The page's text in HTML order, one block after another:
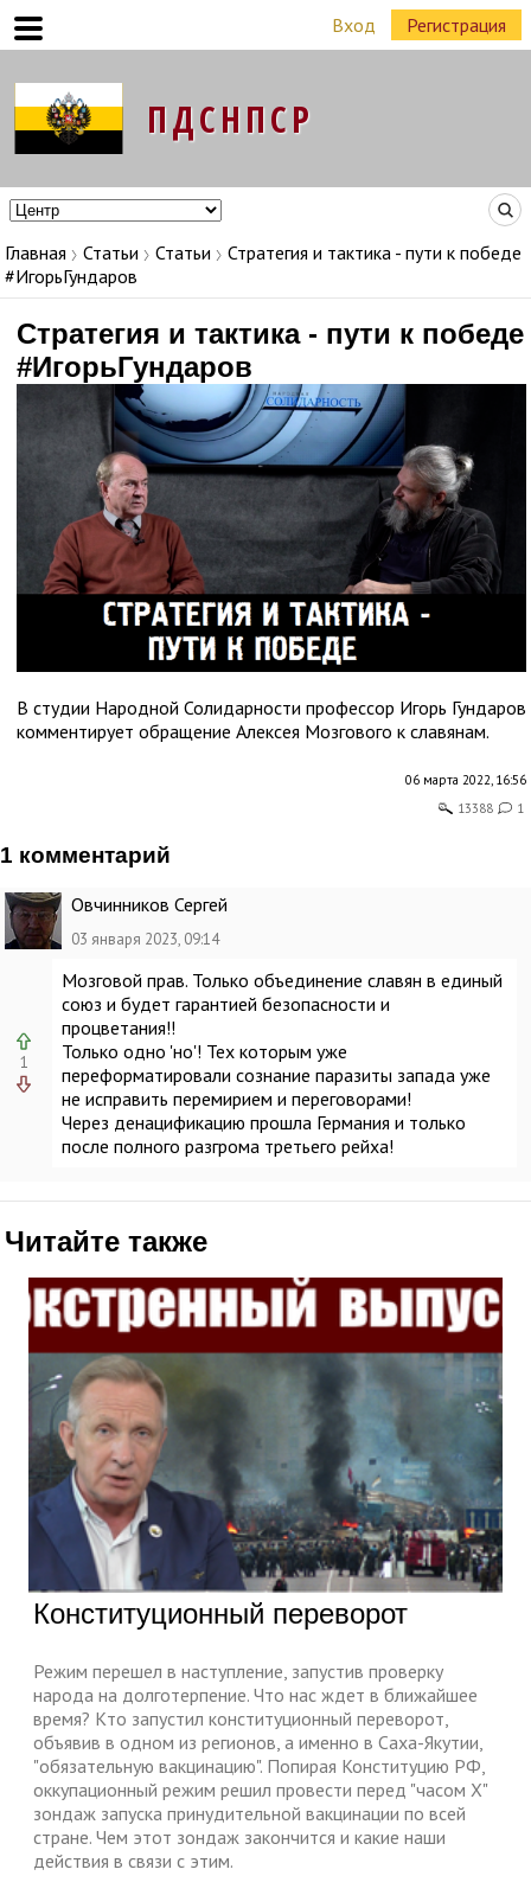
Вход Регистрация
Главная Статьи Статьи
Стратегия и тактика - пути к победе
#ИгорьГундаров
Стратегия и тактика - пути к победе
#ИгорьГундаров
В студии Народной Солидарности профессор Игорь Гундаров
комментирует обращение Алексея Мозгового к славянам.
06 марта 2022, 16:56
13388
1
1 комментарий
Овчинников Сергей
03 января 2023, 09:14
1
Мозговой прав. Только объединение славян в единый
союз и будет гарантией безопасности и
процветания!!
Только одно 'но'! Тех которым уже
переформатировали сознание паразиты запада уже
не исправить перемирием и переговорами!
Через денацификацию прошла Германия и только
после полного разгрома третьего рейха!
Читайте также
Конституционный переворот
Режим перешел в наступление, запустив проверку
народа на долготерпение. Что нас ждет в ближайшее
время? Кто запустил конституционный переворот,
объявив в одном из регионов, а именно в Саха-Якутии,
"обязательную вакцинацию". Попирая Конституцию РФ,
оккупационный режим решил провести перед "часом Х"
зондаж запуска принудительной вакцинации по всей
стране. Чем этот зондаж закончится и какие наши
действия в связи с этим.